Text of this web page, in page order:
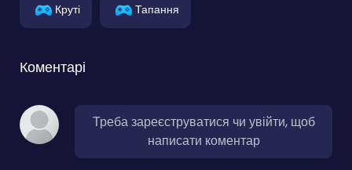
Круті Тапання
Коментарі
Треба зареєструватися чи увійти, щоб
написати коментар